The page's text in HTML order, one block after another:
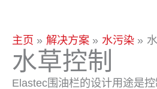
主页 解决方案 水污染
水草控制
Elastec围油栏的设计用途是